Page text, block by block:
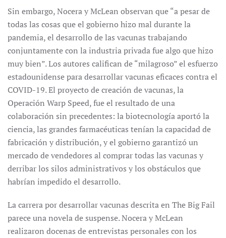
Sin embargo, Nocera y McLean observan que “a pesar de
todas las cosas que el gobierno hizo mal durante la
pandemia, el desarrollo de las vacunas trabajando
conjuntamente con la industria privada fue algo que hizo
muy bien”. Los autores califican de “milagroso” el esfuerzo
estadounidense para desarrollar vacunas eficaces contra el
COVID-19. El proyecto de creación de vacunas, la
Operación Warp Speed, fue el resultado de una
colaboración sin precedentes: la biotecnología aportó la
ciencia, las grandes farmacéuticas tenían la capacidad de
fabricación y distribución, y el gobierno garantizó un
mercado de vendedores al comprar todas las vacunas y
derribar los silos administrativos y los obstáculos que
habrían impedido el desarrollo.
La carrera por desarrollar vacunas descrita en The Big Fail
parece una novela de suspense. Nocera y McLean
realizaron docenas de entrevistas personales con los